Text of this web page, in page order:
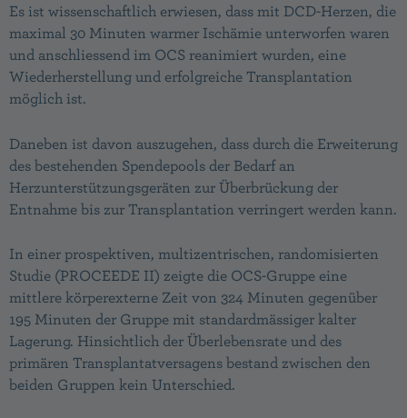
Es ist wissenschaftlich erwiesen, dass mit DCD-Herzen, die
maximal 30 Minuten warmer Ischämie unterworfen waren
und anschliessend im OCS reanimiert wurden, eine
Wiederherstellung und erfolgreiche Transplantation
möglich ist.
Daneben ist davon auszugehen, dass durch die Erweiterung
des bestehenden Spendepools der Bedarf an
Herzunterstützungsgeräten zur Überbrückung der
Entnahme bis zur Transplantation verringert werden kann.
In einer prospektiven, multizentrischen, randomisierten
Studie (PROCEEDE II) zeigte die OCS-Gruppe eine
mittlere körperexterne Zeit von 324 Minuten gegenüber
195 Minuten der Gruppe mit standardmässiger kalter
Lagerung. Hinsichtlich der Überlebensrate und des
primären Transplantatversagens bestand zwischen den
beiden Gruppen kein Unterschied.